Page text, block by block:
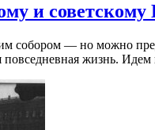
и
— но можно
жизнь. Идем